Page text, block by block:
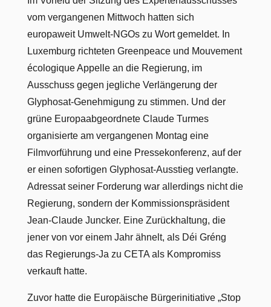
vom vergangenen Mittwoch hatten sich
europaweit Umwelt-NGOs zu Wort gemeldet. In
Luxemburg richteten Greenpeace und Mouvement
écologique Appelle an die Regierung, im
Ausschuss gegen jegliche Verlängerung der
Glyphosat-Genehmigung zu stimmen. Und der
grüne Europaabgeordnete Claude Turmes
organisierte am vergangenen Montag eine
Filmvorführung und eine Pressekonferenz, auf der
er einen sofortigen Glyphosat-Ausstieg verlangte.
Adressat seiner Forderung war allerdings nicht die
Regierung, sondern der Kommissionspräsident
Jean-Claude Juncker. Eine Zurückhaltung, die
jener von vor einem Jahr ähnelt, als Déi Gréng
das Regierungs-Ja zu CETA als Kompromiss
verkauft hatte.
Zuvor hatte die Europäische Bürgerinitiative „Stop